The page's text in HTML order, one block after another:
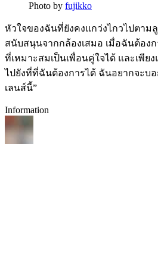
Photo by fujikko
หัวใจของฉันที่ยังคงแกว่งไกวไปตาม
สนับสนุนจากกล้องเสมอ เมื่อฉันต้อง
ที่เหมาะสมเป็นเพื่อนคู่ใจได้ และเพี
ไปยังที่ที่ฉันต้องการได้ ฉันอยากจะบอ
เลนส์นี้”
Information